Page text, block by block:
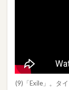
(9)「Exile」。タ